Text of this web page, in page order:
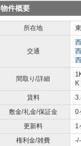
物件概要
所在地
交通
間取り/詳細
賃料
敷金/礼金/保証金
0
更新料
1
権利金/雑費
-/-